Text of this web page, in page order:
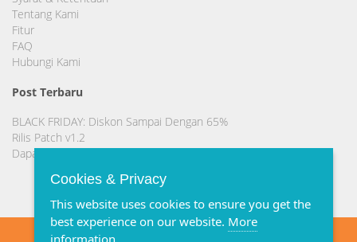
Tentang Kami
Fitur
FAQ
Hubungi Kami
Post Terbaru
BLACK FRIDAY: Diskon Sampai Dengan 65%
Rilis Patch v1.2
Dapatkan Domain .TECH atau .ME Gratis!!!
Cookies & Privacy
This website uses cookies to ensure you get the
best experience on our website. More
information